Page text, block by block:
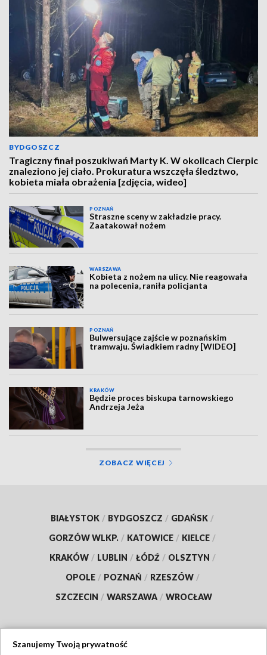
BYDGOSZCZ
Tragiczny finał poszukiwań Marty K. W okolicach Cierpic
znaleziono jej ciało. Prokuratura wszczęła śledztwo,
kobieta miała obrażenia [zdjęcia, wideo]
POZNAŃ
Straszne sceny w zakładzie pracy.
Zaatakował nożem
WARSZAWA
Kobieta z nożem na ulicy. Nie reagowała
na polecenia, raniła policjanta
POZNAŃ
Bulwersujące zajście w poznańskim
tramwaju. Świadkiem radny [WIDEO]
KRAKÓW
Będzie proces biskupa tarnowskiego
Andrzeja Jeża
ZOBACZ WIĘCEJ
BIAŁYSTOK / BYDGOSZCZ / GDAŃSK /
GORZÓW WLKP. / KATOWICE / KIELCE /
KRAKÓW / LUBLIN / ŁÓDŹ / OLSZTYN /
OPOLE / POZNAŃ / RZESZÓW /
SZCZECIN / WARSZAWA / WROCŁAW
Szanujemy Twoją prywatność